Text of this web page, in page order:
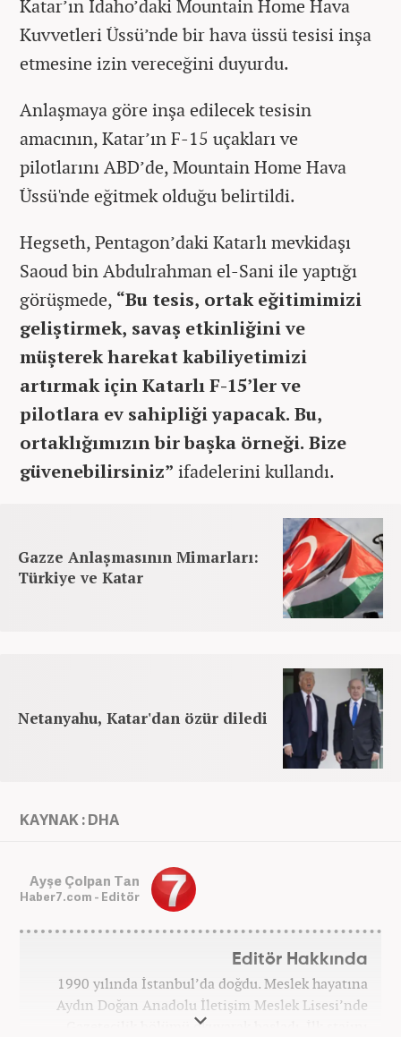
Katar’ın Idaho’daki Mountain Home Hava
Kuvvetleri Üssü’nde bir hava üssü tesisi inşa
etmesine izin vereceğini duyurdu.
Anlaşmaya göre inşa edilecek tesisin
amacının, Katar’ın F-15 uçakları ve
pilotlarını ABD’de, Mountain Home Hava
Üssü'nde eğitmek olduğu belirtildi.
Hegseth, Pentagon’daki Katarlı mevkidaşı
Saoud bin Abdulrahman el-Sani ile yaptığı
görüşmede, “Bu tesis, ortak eğitimimizi
geliştirmek, savaş etkinliğini ve
müşterek harekat kabiliyetimizi
artırmak için Katarlı F-15’ler ve
pilotlara ev sahipliği yapacak. Bu,
ortaklığımızın bir başka örneği. Bize
güvenebilirsiniz” ifadelerini kullandı.
Gazze Anlaşmasının Mimarları:
Türkiye ve Katar
Netanyahu, Katar'dan özür diledi
KAYNAK : DHA
Ayşe Çolpan Tan
Haber7.com - Editör
Editör Hakkında
1990 yılında İstanbul’da doğdu. Meslek hayatına
Aydın Doğan Anadolu İletişim Meslek Lisesi’nde
Gazetecilik bölümü okuyarak başladı. İlk stajını